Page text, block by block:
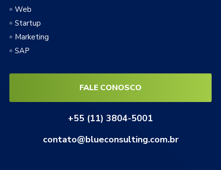
Web
Startup
Marketing
SAP
FALE CONOSCO
+55 (11) 3804-5001
contato@blueconsulting.com.br